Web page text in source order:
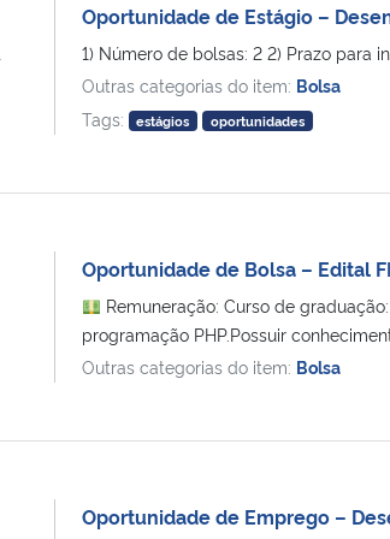
Oportunidade de Estágio –
1) Número de bolsas: 2 2) Prazo para
Outras categorias do item: Bolsa
Tags:
estágios oportunidades
Oportunidade de Bolsa – Edital
Remuneração: Curso de
programação PHP.Possuir
Outras categorias do item: Bolsa
Oportunidade de Emprego –